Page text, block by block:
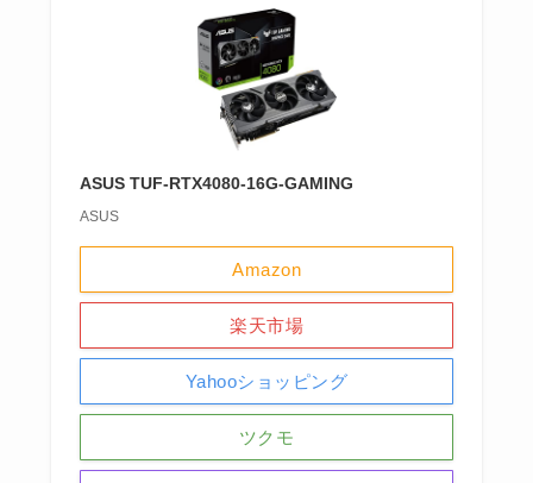
ASUS TUF-RTX4080-16G-GAMING
ASUS
Amazon
楽天市場
Yahooショッピング
ツクモ